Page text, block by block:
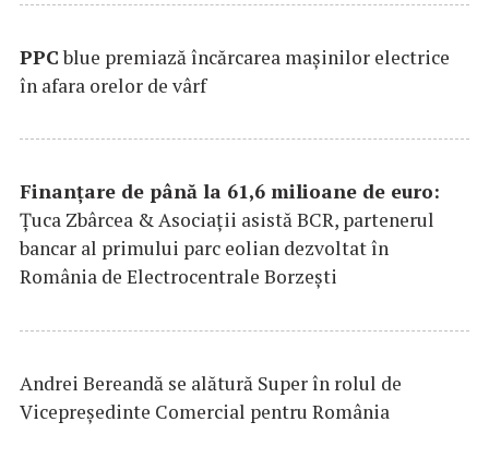
PPCblue premiază încărcarea maşinilor electrice
în afara orelor de vârf
Finanțare de până la 61,6 milioane de euro:
Țuca Zbârcea & Asociații asistă BCR, partenerul
bancar al primului parc eolian dezvoltat în
România de Electrocentrale Borzești
Andrei Bereandă se alătură Super în rolul de
Vicepreședinte Comercial pentru România